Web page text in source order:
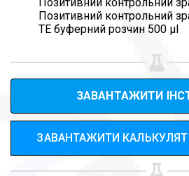
Позитивний контрольний
ТЕ буферний розчин 500 µl
ЗАВАНТАЖИТИ
ЗАВАНТАЖИТИ